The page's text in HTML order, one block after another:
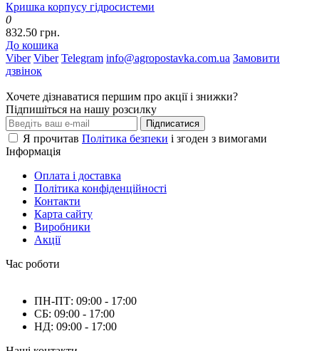
Кришка корпусу гідросистеми
0
832.50 грн.
До кошика
Viber Viber Telegram info@agropostavka.com.ua Замовити
дзвінок
Хочете дізнаватися першим про акції і знижки?
Підпишіться на нашу розсилку
Підписатися
Я прочитав Політика безпеки і згоден з вимогами
Інформація
Оплата і доставка
Політика конфіденційності
Контакти
Карта сайту
Виробники
Акції
Час роботи
ПН-ПТ: 09:00 - 17:00
СБ: 09:00 - 17:00
НД: 09:00 - 17:00